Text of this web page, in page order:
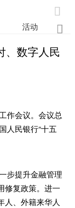

活动 业

、数字人民
作会议。会议总
人民银行“十五
步提升金融管理
修复政策。进一
人、外籍来华人